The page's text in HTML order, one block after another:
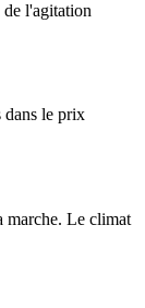
de l'agitation
dans le prix
marche. Le climat